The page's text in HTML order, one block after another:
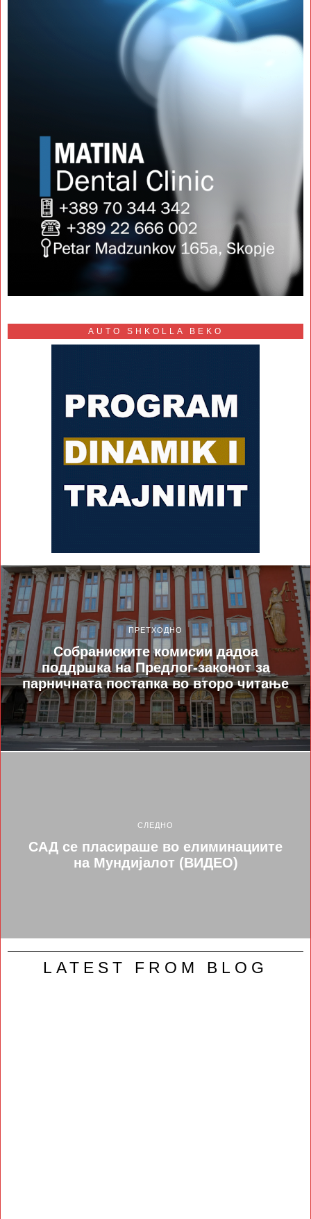
AUTO SHKOLLA BEKO
ПРЕТХОДНО
Собраниските комисии дадоа
поддршка на Предлог-законот за
парничната постапка во второ читање
СЛЕДНО
САД се пласираше во елиминациите
на Мундијалот (ВИДЕО)
LATEST FROM BLOG